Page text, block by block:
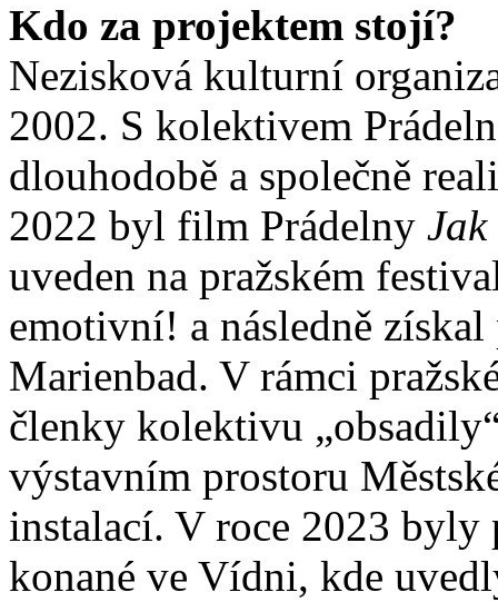
Kdo za projektem stojí?
Nezisková kulturní
2002. S kolektivem
dlouhodobě a společně
2022 byl film Prádelny
uveden na pražském
emotivní! a následně
Marienbad. V rámci
členky kolektivu
výstavním prostoru
instalací. V roce 2023 byly
konané ve Vídni, kde